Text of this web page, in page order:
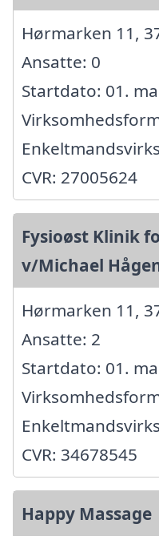
Hørmarken 11,
Ansatte: 0
Startdato: 01.
CVR: 27005624
Fysioøst Klinik
v/Michael
Hørmarken 11,
Ansatte: 2
Startdato: 01.
CVR: 34678545
Happy Massage